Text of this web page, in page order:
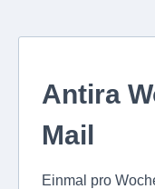
Antira
Mail
Einmal pro